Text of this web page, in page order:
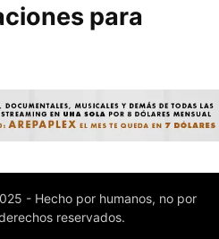
para
- Hecho por humanos, no por
reservados.